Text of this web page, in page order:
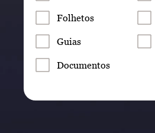
Folhetos
Guias
Documentos